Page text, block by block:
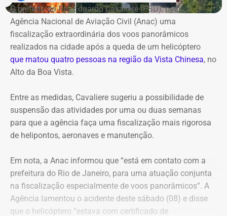
O prefeito do Rio, Eduardo Cavaliere (PSD), pediu à
Agência Nacional de Aviação Civil (Anac) uma
fiscalização extraordinária dos voos panorâmicos
realizados na cidade após a queda de um helicóptero
que matou quatro pessoas na região da Vista Chinesa, no
Alto da Boa Vista.
Entre as medidas, Cavaliere sugeriu a possibilidade de
suspensão das atividades por uma ou duas semanas
para que a agência faça uma fiscalização mais rigorosa
de helipontos, aeronaves e manutenção.
Em nota, a Anac informou que “está em contato com a
prefeitura do Rio de Janeiro, para uma atuação conjunta
na fiscalização especialmente de voos panorâmicos”. A
Agência lamentou o acidente deste sábado (08) e disse
que o helicóptero “estava com certificado de